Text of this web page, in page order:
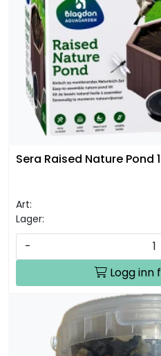
Sera Raised Nature Pond
Art:
Lager:
-
Logg inn